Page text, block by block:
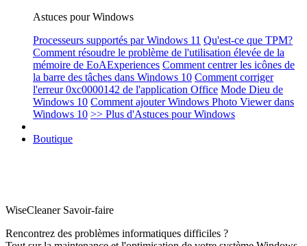
Astuces pour Windows
Processeurs supportés par Windows 11 Qu'est-ce que TPM?
Comment résoudre le problème de l'utilisation élevée de la
mémoire de EoAExperiences Comment centrer les icônes de
la barre des tâches dans Windows 10 Comment corriger
l'erreur 0xc0000142 de l'application Office Mode Dieu de
Windows 10 Comment ajouter Windows Photo Viewer dans
Windows 10 >> Plus d'Astuces pour Windows
Boutique
WiseCleaner Savoir-faire
Rencontrez des problèmes informatiques difficiles ?